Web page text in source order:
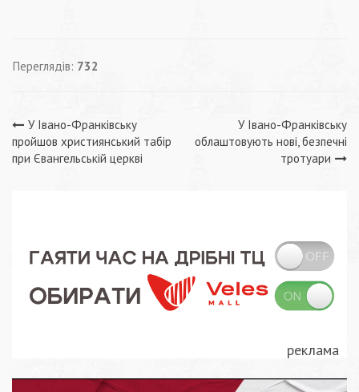
Переглядів: 732
Навігація
записів
У Івано-Франківську
пройшов християнський табір
при Євангельській церкві
У Івано-Франківську
облаштовують нові, безпечні
тротуари